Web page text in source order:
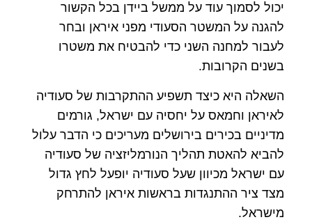
יכול לסמוך עוד על ממשל ביידן בכל הקשור
להגנה על המשטר הסעודי מפני איראן ובחר
לעבור למחנה השני כדי להבטיח את משטרו
בשנים הקרובות.
השאלה היא כיצד תשפיע ההתקרבות של סעודיה
לאיראן וחמאס על יחסיה עם ישראל, גורמים
מדיניים בכירים בירושלים מעריכים כי הדבר עלול
להביא להאטת תהליך הנורמליזציה של סעודיה
עם ישראל מכיוון שעל סעודיה יופעל לחץ גדול
מצד ציר ההתנגדות בראשות איראן להתרחק
מישראל.